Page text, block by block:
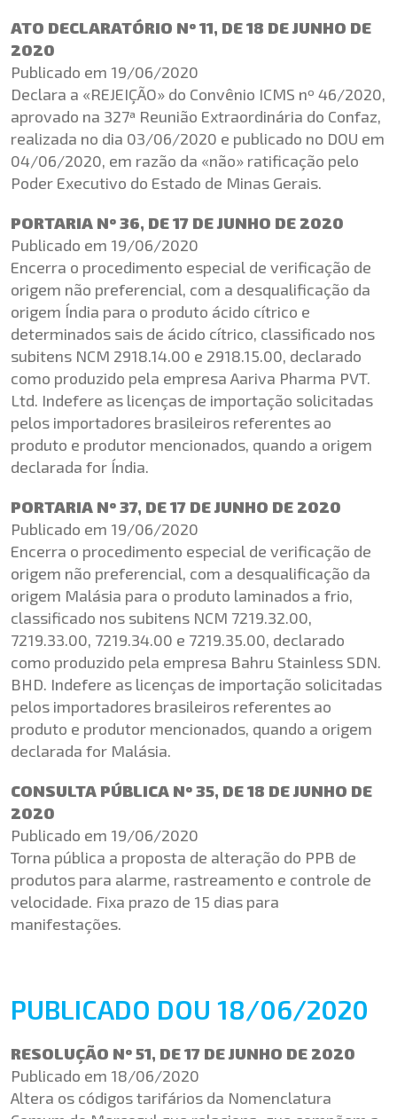
ATO DECLARATÓRIO Nº 11, DE 18 DE JUNHO DE
2020
Publicado em 19/06/2020
Declara a «REJEIÇÃO» do Convênio ICMS nº 46/2020,
aprovado na 327ª Reunião Extraordinária do Confaz,
realizada no dia 03/06/2020 e publicado no DOU em
04/06/2020, em razão da «não» ratificação pelo
Poder Executivo do Estado de Minas Gerais.
PORTARIA Nº 36, DE 17 DE JUNHO DE 2020
Publicado em 19/06/2020
Encerra o procedimento especial de verificação de
origem não preferencial, com a desqualificação da
origem Índia para o produto ácido cítrico e
determinados sais de ácido cítrico, classificado nos
subitens NCM 2918.14.00 e 2918.15.00, declarado
como produzido pela empresa Aariva Pharma PVT.
Ltd. Indefere as licenças de importação solicitadas
pelos importadores brasileiros referentes ao
produto e produtor mencionados, quando a origem
declarada for Índia.
PORTARIA Nº 37, DE 17 DE JUNHO DE 2020
Publicado em 19/06/2020
Encerra o procedimento especial de verificação de
origem não preferencial, com a desqualificação da
origem Malásia para o produto laminados a frio,
classificado nos subitens NCM 7219.32.00,
7219.33.00, 7219.34.00 e 7219.35.00, declarado
como produzido pela empresa Bahru Stainless SDN.
BHD. Indefere as licenças de importação solicitadas
pelos importadores brasileiros referentes ao
produto e produtor mencionados, quando a origem
declarada for Malásia.
CONSULTA PÚBLICA Nº 35, DE 18 DE JUNHO DE
2020
Publicado em 19/06/2020
Torna pública a proposta de alteração do PPB de
produtos para alarme, rastreamento e controle de
velocidade. Fixa prazo de 15 dias para
manifestações.
PUBLICADO DOU 18/06/2020
RESOLUÇÃO Nº 51, DE 17 DE JUNHO DE 2020
Publicado em 18/06/2020
Altera os códigos tarifários da Nomenclatura